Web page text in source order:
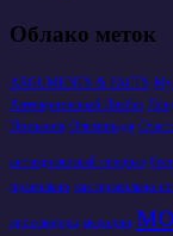
Облако меток
ARGUMENTS & FACTS My
Антикризисный Ликбез
Познания Олимпиада
антикризисный спецназ
правильно как правильно
кроссворды мелодии